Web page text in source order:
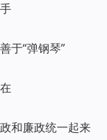
于“弹钢琴”
和廉政统一起来